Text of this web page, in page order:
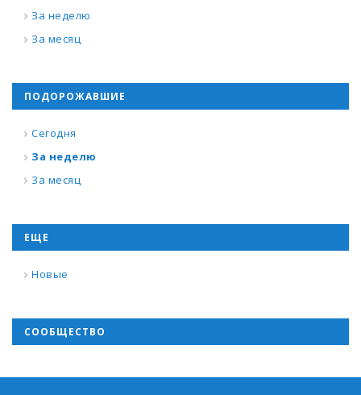
За неделю
За месяц
ПОДОРОЖАВШИЕ
Сегодня
За неделю
За месяц
ЕЩЕ
Новые
СООБЩЕСТВО